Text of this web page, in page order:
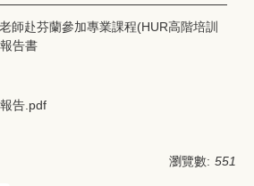
師赴芬蘭參加專業課程(HUR高階培訓
告書
告.pdf
瀏覽數: 551